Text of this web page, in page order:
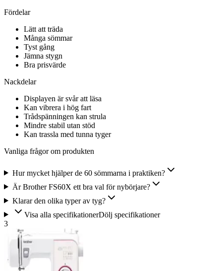
Fördelar
Lätt att träda
Många sömmar
Tyst gång
Jämna stygn
Bra prisvärde
Nackdelar
Displayen är svår att läsa
Kan vibrera i hög fart
Trådspänningen kan strula
Mindre stabil utan stöd
Kan trassla med tunna tyger
Vanliga frågor om produkten
Hur mycket hjälper de 60 sömmarna i praktiken?
Är Brother FS60X ett bra val för nybörjare?
Klarar den olika typer av tyg?
Visa alla specifikationerDölj specifikationer
3